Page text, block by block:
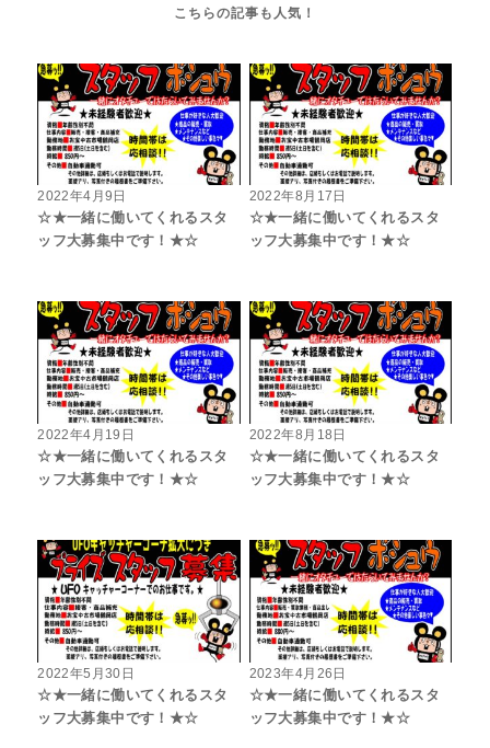
2022年4月9日
☆★一緒に働いてくれるスタ
ッフ大募集中です！★☆
2022年8月17日
☆★一緒に働いてくれるスタ
ッフ大募集中です！★☆
2022年4月19日
☆★一緒に働いてくれるスタ
ッフ大募集中です！★☆
2022年8月18日
☆★一緒に働いてくれるスタ
ッフ大募集中です！★☆
2022年5月30日
☆★一緒に働いてくれるスタ
ッフ大募集中です！★☆
2023年4月26日
☆★一緒に働いてくれるスタ
ッフ大募集中です！★☆